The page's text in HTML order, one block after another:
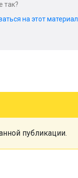
так?
на этот материал
публикации.